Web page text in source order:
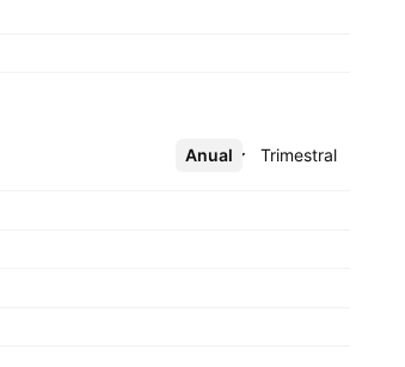
Anual Trimestral
Más